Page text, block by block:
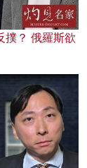
撲？ 俄羅斯欲